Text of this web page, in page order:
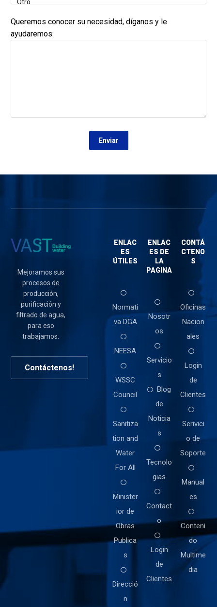
Queremos conocer su necesidad, díganos y le
ayudaremos:
Enviar
Mejoramos sus
procesos de
producción,
purificación y
filtrado de agua,
para eso
trabajamos.
Contáctenos!
ENLAC
ES
ÚTILES
Normati
va DGA
NEESA
WSSC
Council
Sanitiza
tion and
Water
For All
Minister
ior de
Obras
Publica
s
Direcció
n
ENLAC
ES DE
LA
PAGINA
Nosotr
os
Servicio
s
Blog
de
Noticia
s
Tecnolo
gias
Contact
o
Login
de
Clientes
CONTÁ
CTENO
S
Oficinas
Nacion
ales
Login
de
Clientes
Serivici
o de
Soporte
Manual
es
Conteni
do
Multime
dia